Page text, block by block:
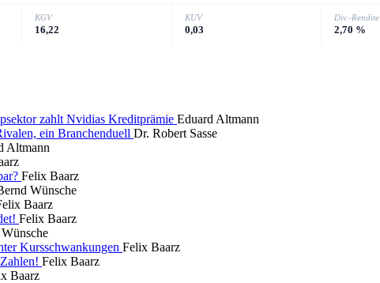
KGV
16,22
KUV
0,03
Div.-Rendite
2,70 %
zahlt Nvidias Kreditprämie Eduard Altmann
ein Branchenduell Dr. Robert Sasse
Altmann
Felix Baarz
Wünsche
Baarz
Felix Baarz
Kursschwankungen Felix Baarz
Felix Baarz
Baarz